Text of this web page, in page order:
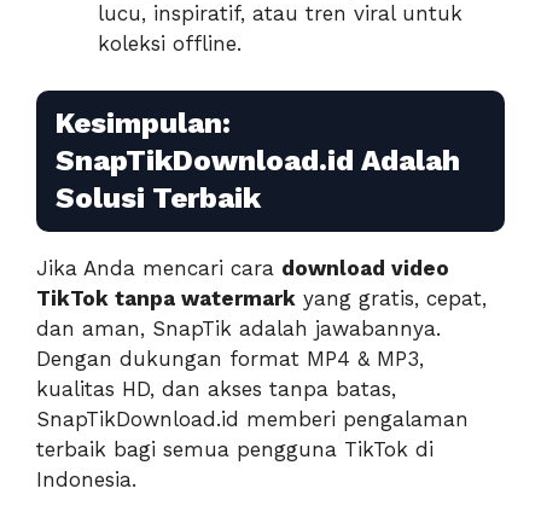
lucu, inspiratif, atau tren viral untuk
koleksi offline.
Kesimpulan:
SnapTikDownload.id Adalah
Solusi Terbaik
Jika Anda mencari cara download video
TikTok tanpa watermark yang gratis, cepat,
dan aman, SnapTik adalah jawabannya.
Dengan dukungan format MP4 & MP3,
kualitas HD, dan akses tanpa batas,
SnapTikDownload.id memberi pengalaman
terbaik bagi semua pengguna TikTok di
Indonesia.